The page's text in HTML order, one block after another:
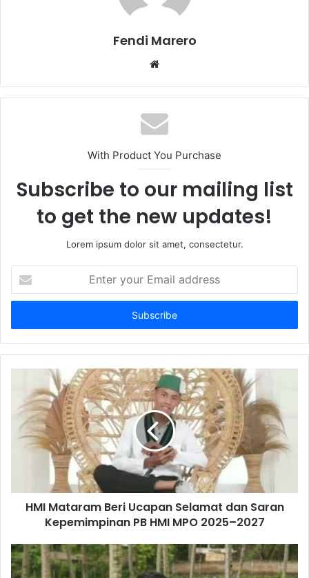
Fendi Marero
With Product You Purchase
Subscribe to our mailing list
to get the new updates!
Lorem ipsum dolor sit amet, consectetur.
your
Email
HMI Mataram Beri Ucapan Selamat dan Saran
Kepemimpinan PB HMI MPO 2025–2027